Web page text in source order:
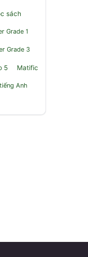
sách
Grade 1
Grade 3
5 Matific
Anh